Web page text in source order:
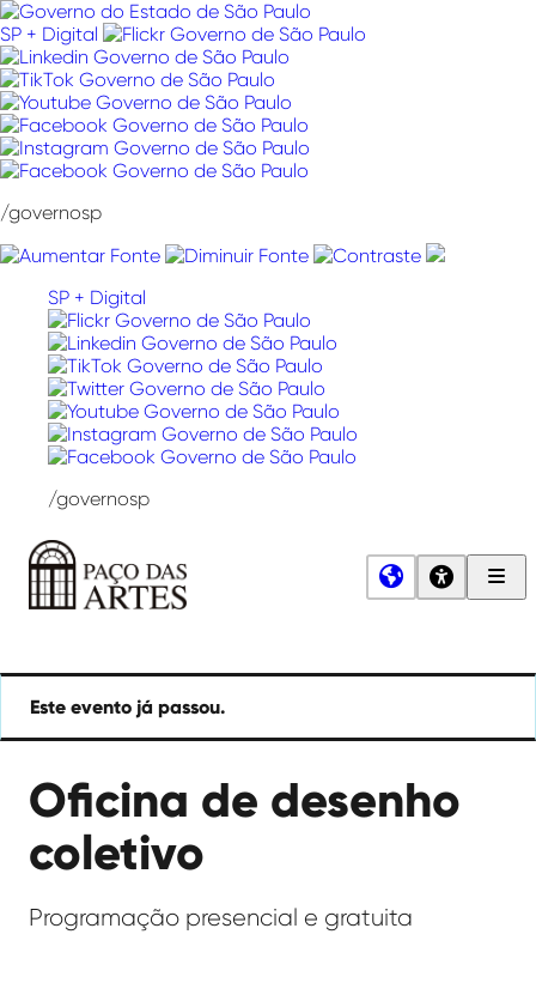
Pular
para
o
conteúdo
SP + Digital
/governosp
SP + Digital
/governosp
Artes
Este evento já passou.
Oficina de desenho
coletivo
Programação presencial e gratuita